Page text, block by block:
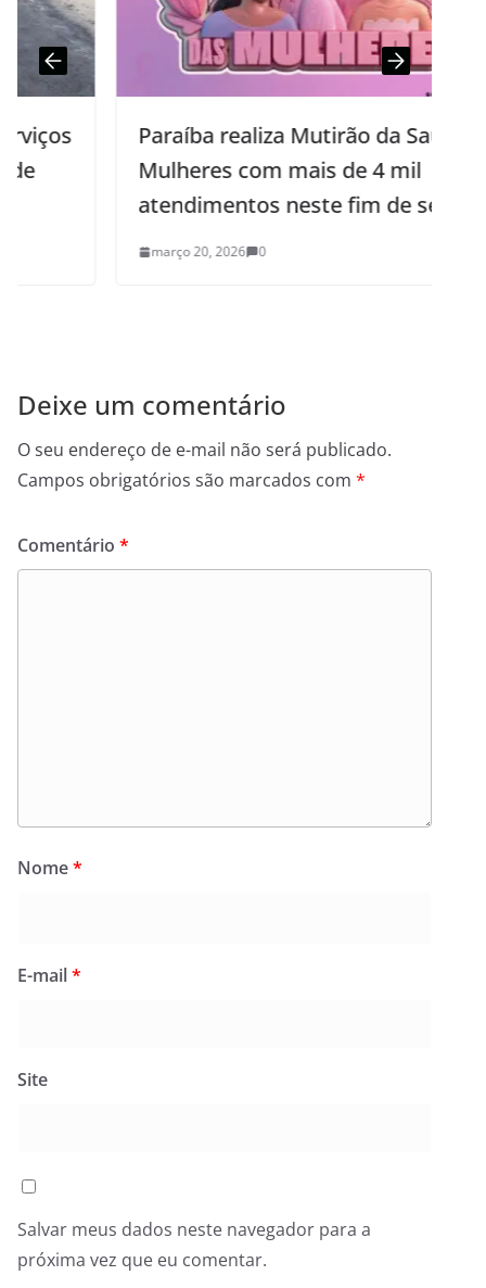
Paraíba realiza Mutirão da Saúde das
Mulheres com mais de 4 mil
atendimentos neste fim de semana
março 20, 2026 0
Deixe um comentário
O seu endereço de e-mail não será publicado.
Campos obrigatórios são marcados com *
Comentário *
Nome*
E-mail*
Site
Salvar meus dados neste navegador para a
próxima vez que eu comentar.